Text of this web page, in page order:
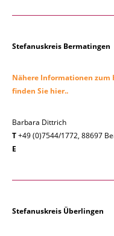
Stefanuskreis Bermatingen
Nähere Informationen zum
finden Sie hier..
Barbara Dittrich
T+49 (0)7544/1772, 88697
E
Stefanuskreis Überlingen